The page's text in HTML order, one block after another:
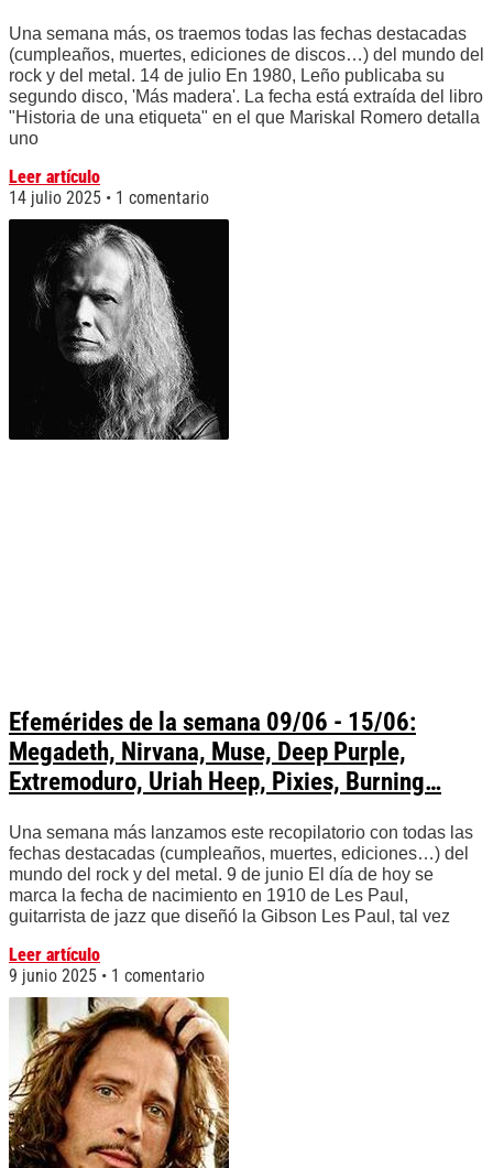
Una semana más, os traemos todas las fechas destacadas
(cumpleaños, muertes, ediciones de discos…) del mundo del
rock y del metal. 14 de julio En 1980, Leño publicaba su
segundo disco, 'Más madera'. La fecha está extraída del libro
"Historia de una etiqueta" en el que Mariskal Romero detalla
uno
Leer artículo
14 julio 2025
1 comentario
Efemérides de la semana 09/06 - 15/06:
Megadeth, Nirvana, Muse, Deep Purple,
Extremoduro, Uriah Heep, Pixies, Burning…
Una semana más lanzamos este recopilatorio con todas las
fechas destacadas (cumpleaños, muertes, ediciones…) del
mundo del rock y del metal. 9 de junio El día de hoy se
marca la fecha de nacimiento en 1910 de Les Paul,
guitarrista de jazz que diseñó la Gibson Les Paul, tal vez
Leer artículo
9 junio 2025
1 comentario